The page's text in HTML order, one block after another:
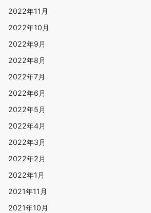
2022年11月
2022年10月
2022年9月
2022年8月
2022年7月
2022年6月
2022年5月
2022年4月
2022年3月
2022年2月
2022年1月
2021年11月
2021年10月